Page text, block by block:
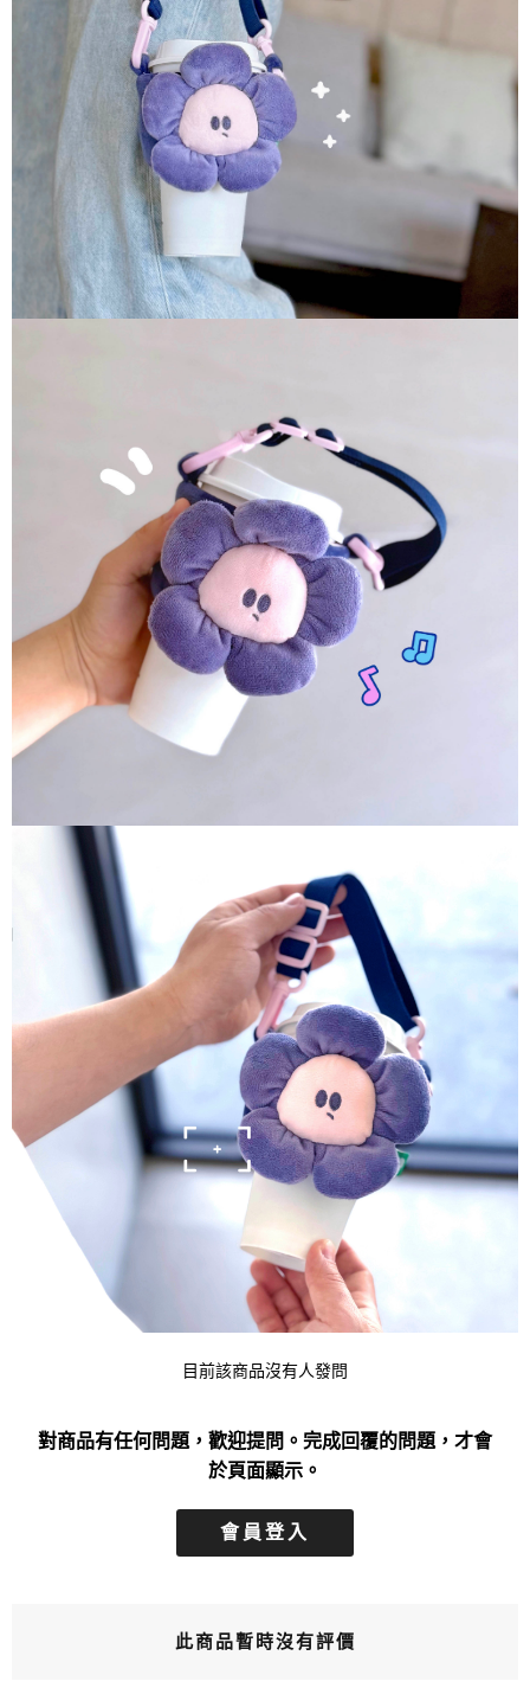
目前該商品沒有人發問
對商品有任何問題，歡迎提問。完成回覆的問題，才會
於頁面顯示。
會員登入
此商品暫時沒有評價